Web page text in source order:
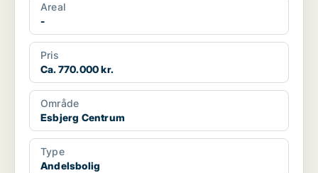
Areal
-
Pris
Ca. 770.000 kr.
Område
Esbjerg Centrum
Type
Andelsbolig